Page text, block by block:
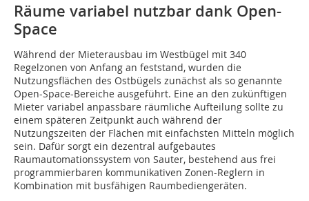
Räume variabel nutzbar dank Open-
Space
Während der Mieterausbau im Westbügel mit 340
Regelzonen von Anfang an feststand, wurden die
Nutzungsflächen des Ostbügels zunächst als so genannte
Open-Space-Bereiche ausgeführt. Eine an den zukünftigen
Mieter variabel anpassbare räumliche Aufteilung sollte zu
einem späteren Zeitpunkt auch während der
Nutzungszeiten der Flächen mit ­einfachsten Mitteln möglich
sein. Dafür sorgt ein dezentral aufgebautes
Raumautomationssystem von Sauter, bestehend aus frei
programmierbaren kommunikativen Zonen-Reglern in
Kombination mit busfähigen Raumbediengeräten.